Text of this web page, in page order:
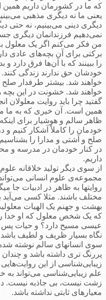
که ما در کشورمان داریم همین
یعنی ما نه دیگری مذهبی
دیگری دینی می‌بینیم، نه حتی
نمی‌دهیم فرزندانمان دیگری
من فکر می‌کنم اگر یک معلول
برکتی برای آن بچه‌های عادی
را ببینند که با آن‌ها فرق دارد
خودشان حق ندارند زندگی
خواهند شد. بیشتر طرفدار
خواهند شد. خشونت در این بچه
گفتید چرا باید روایت
همین است. آن خیری که به ما
ظاهر سالم و هوشیار برای
خودمان را کاملاً آشکار کنیم
صلح و آشتی و مدارا را
در کنار خودمان در مدرسه و
داریم.
از سوی دیگر تولید خلاقانه
مجموعه‌ی علوم انسانی می‌تواند
روایتها به ظاهر در ادبیات جا
مختلف باشند. مثلا کسی می‌آید
بهشت و جهنم یک الهیات
که یک شخص معلول که او خدا
عیسی مسیح دارد؟ و حیات پس
نگاه بسیار ظریف و لطیف باشد
سوی انسانهای سالم نوشته
پررنگ تری داشته باشد و چندان
زیبایی‌شناسی از این
علم زیبایی‌شناسی می‌تواند
زشت نیست، بی جاذبه نیست. در
معیارهای ثابتی نداشته باشد.